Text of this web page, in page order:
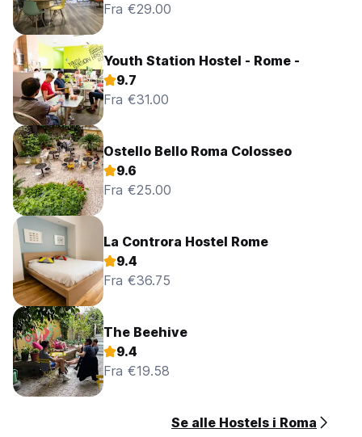
Fra €29.00
Youth Station Hostel - Rome -
9.7
Fra €31.00
Ostello Bello Roma Colosseo
9.6
Fra €25.00
La Controra Hostel Rome
9.4
Fra €36.75
The Beehive
9.4
Fra €19.58
Se alle Hostels i Roma